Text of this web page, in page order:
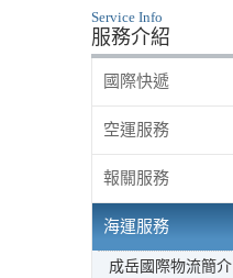
Service Info
服務介紹
國際快遞
空運服務
報關服務
海運服務
成岳國際物流簡介